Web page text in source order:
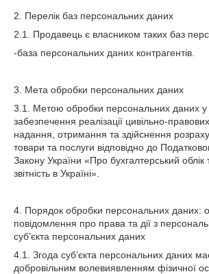
2. Перелік баз персональних даних
2.1. Продавець є власником таких баз
-база персональних даних контрагентів.
3. Мета обробки персональних даних
3.1. Метою обробки персональних даних у
забезпечення реалізації цивільно-
надання, отримання та здійснення
товари та послуги відповідно до
Закону України «Про бухгалтерський облік
звітність в Україні».
4. Порядок обробки персональних даних:
повідомлення про права та дії з
суб’єкта персональних даних
4.1. Згода суб’єкта персональних даних
добровільним волевиявленням фізичної